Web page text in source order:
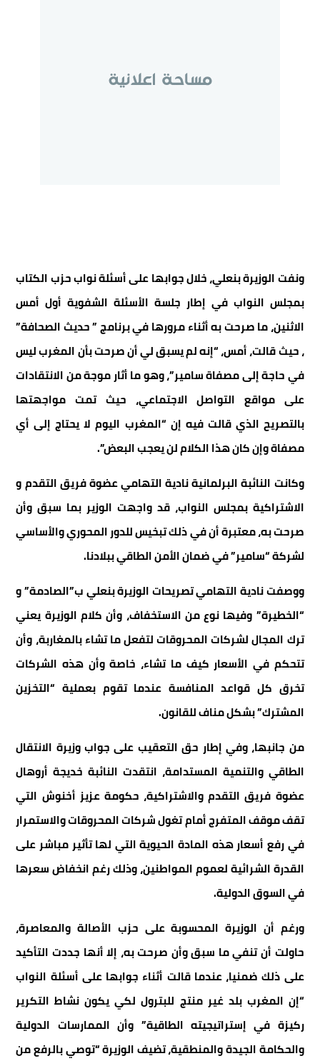
ونفت الوزيرة بنعلي، خلال جوابها على أسئلة نواب حزب الكتاب
بمجلس النواب في إطار جلسة الأسئلة الشفوية أول أمس
الاثنين، ما صرحت به أثناء مرورها في برنامج ” حديث الصحافة”
، حيث قالت، أمس، “إنه لم يسبق لي أن صرحت بأن المغرب ليس
في حاجة إلى مصفاة سامير”، وهو ما أثار موجة من الانتقادات
على مواقع التواصل الاجتماعي، حيث تمت مواجهتها
بالتصريح الذي قالت فيه إن “المغرب اليوم لا يحتاج إلى أي
مصفاة وإن كان هذا الكلام لن يعجب البعض”.
وكانت النائبة البرلمانية نادية التهامي عضوة فريق التقدم و
الاشتراكية بمجلس النواب، قد واجهت الوزير بما سبق وأن
صرحت به، معتبرة أن في ذلك تبخيس للدور المحوري والأساسي
لشركة “سامير” في ضمان الأمن الطاقي ببلادنا.
ووصفت نادية التهامي تصريحات الوزيرة بنعلي ب”الصادمة” و
“الخطيرة” وفيها نوع من الاستخفاف، وأن كلام الوزيرة يعني
ترك المجال لشركات المحروقات لتفعل ما تشاء بالمغاربة، وأن
تتحكم في الأسعار كيف ما تشاء، خاصة وأن هذه الشركات
تخرق كل قواعد المنافسة عندما تقوم بعملية “التخزين
المشترك” بشكل مناف للقانون.
من جانبها، وفي إطار حق التعقيب على جواب وزيرة الانتقال
الطاقي والتنمية المستدامة، انتقدت النائبة خديجة أروهال
عضوة فريق التقدم والاشتراكية، حكومة عزيز أخنوش التي
تقف موقف المتفرج أمام تغول شركات المحروقات والاستمرار
في رفع أسعار هذه المادة الحيوية التي لها تأثير مباشر على
القدرة الشرائية لعموم المواطنين، وذلك رغم انخفاض سعرها
في السوق الدولية.
ورغم أن الوزيرة المحسوبة على حزب الأصالة والمعاصرة،
حاولت أن تنفي ما سبق وأن صرحت به، إلا أنها جددت التأكيد
على ذلك ضمنيا، عندما قالت أثناء جوابها على أسئلة النواب
“إن المغرب بلد غير منتج للبترول لكي يكون نشاط التكرير
ركيزة في إستراتيجيته الطاقية” وأن الممارسات الدولية
والحكامة الجيدة والمنطقية، تضيف الوزيرة “توصي بالرفع من